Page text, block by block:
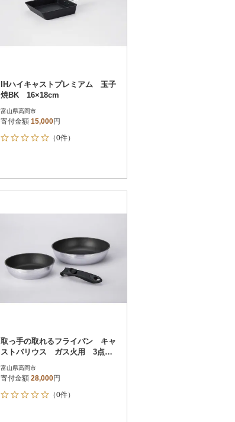
IHハイキャストプレミアム 玉子
焼BK 16×18cm
富山県高岡市
寄付金額 15,000円
（0件）
取っ手の取れるフライパン キャ
ストバリウス ガス火用 3点セ
富山県高岡市
寄付金額 28,000円
（0件）